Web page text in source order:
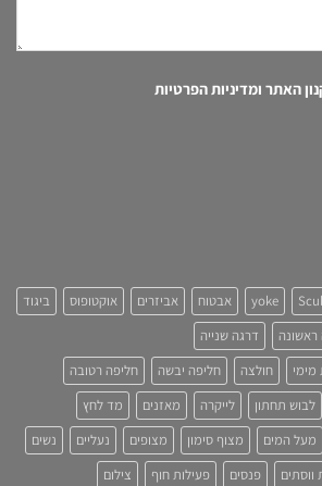
האתר ומדיניות הפרטיות
yoke אבטוח אביזרים אוקטופוס
ביגוד
ראשונה
דרגה שנייה
מימי
חולצה חליפה יבשה
חליפה רטובה
לבוש תחתון לייקרה מאזנים
מד לחץ
מעל המים מצוף סימון מצופים נעליים
נשים
ווסתים פנסים פעילות חוף
צילום